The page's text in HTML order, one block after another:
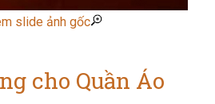
slide ảnh gốc
cho Quần Áo